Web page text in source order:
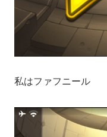
私はファフニール